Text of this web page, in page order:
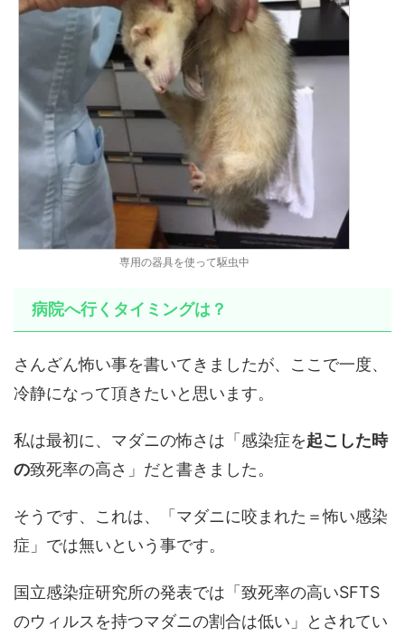
専用の器具を使って駆虫中
病院へ行くタイミングは？
さんざん怖い事を書いてきましたが、ここで一度、
冷静になって頂きたいと思います。
私は最初に、マダニの怖さは「感染症を起こした時
の致死率の高さ」だと書きました。
そうです、これは、「マダニに咬まれた＝怖い感染
症」では無いという事です。
国立感染症研究所の発表では「致死率の高いSFTS
のウィルスを持つマダニの割合は低い」とされてい